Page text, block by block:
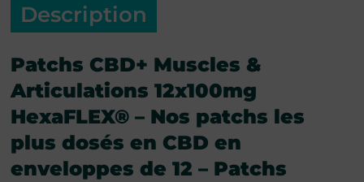
Description
Patchs CBD+ Muscles &
Articulations 12x100mg
HexaFLEX® – Nos patchs les
plus dosés en CBD en
enveloppes de 12 – Patchs